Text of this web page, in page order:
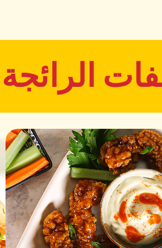
100% لحم أنجوس
12 شهر 18°C -
القيم الغذائية
المكونات المتوسطة لكل 100 جرام
إجمالي السعرات الحرارية
الرائجة